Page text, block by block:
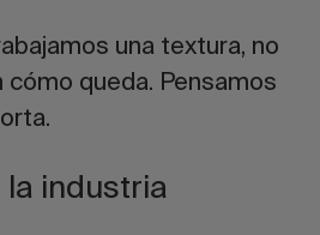
una textura, no
queda. Pensamos
la industria